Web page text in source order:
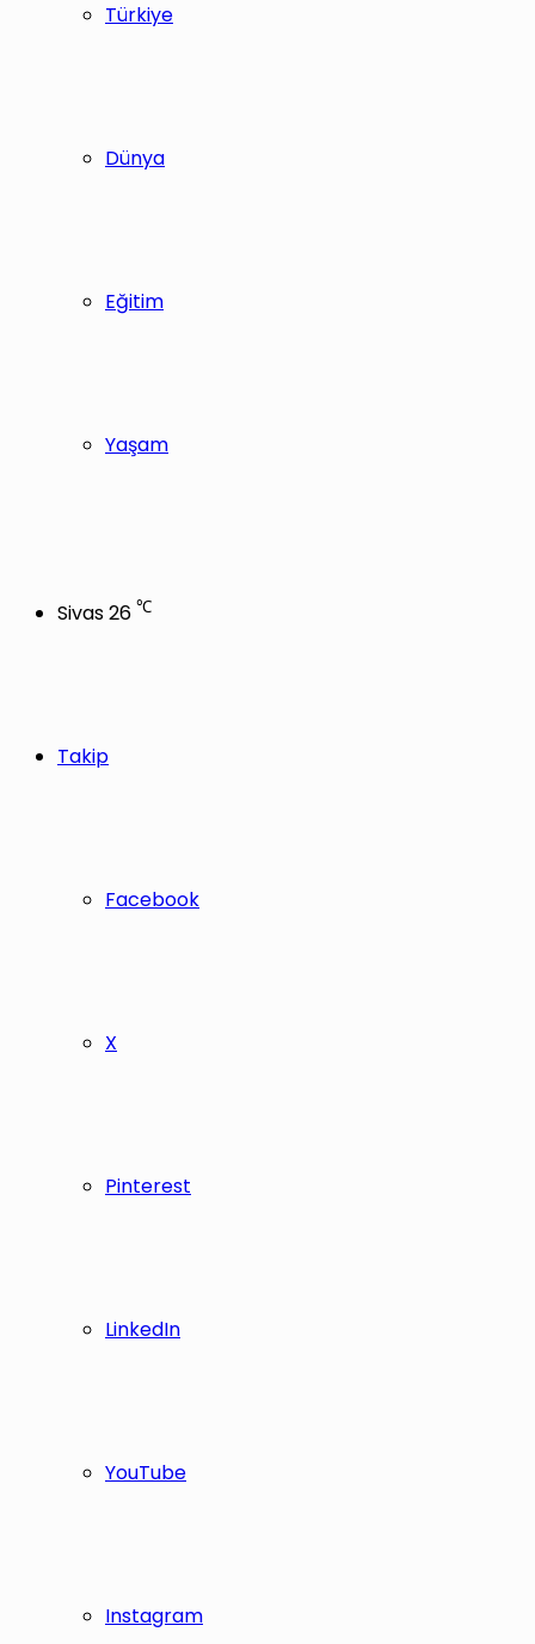
Türkiye
Dünya
Eğitim
Yaşam
Sivas26 ℃
Takip
Facebook
X
Pinterest
LinkedIn
YouTube
Instagram